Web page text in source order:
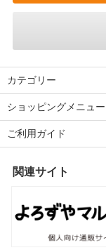
カテゴリー
ショッピングメニュー
ご利用ガイド
関連サイト